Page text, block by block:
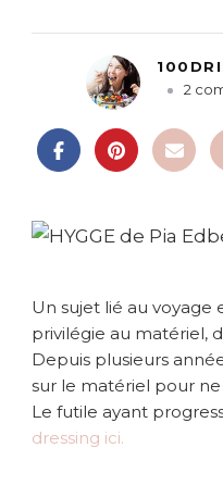
2
Un sujet lié au voyage
privilégie au matériel,
Depuis plusieurs
sur le matériel pour ne
Le futile ayant
dressing ici.